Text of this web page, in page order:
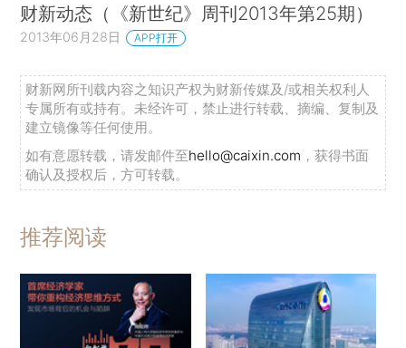
财新动态（《新世纪》周刊2013年第25期）
2013年06月28日 APP打开
财新网所刊载内容之知识产权为财新传媒及/或相关权利人
专属所有或持有。未经许可，禁止进行转载、摘编、复制及
建立镜像等任何使用。
如有意愿转载，请发邮件至hello@caixin.com ，获得书面
确认及授权后，方可转载。
推荐阅读